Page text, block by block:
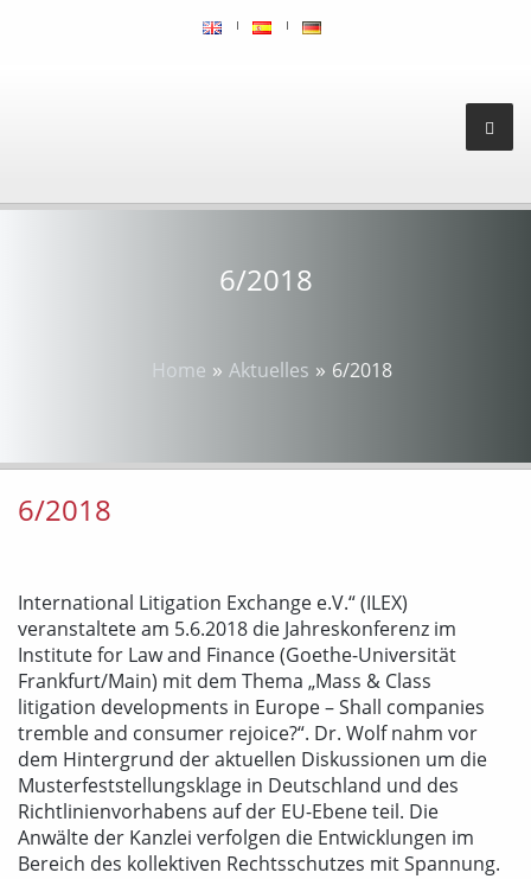
6/2018
Home » Aktuelles » 6/2018
6/2018
International Litigation Exchange e.V.“ (ILEX)
veranstaltete am 5.6.2018 die Jahreskonferenz im
Institute for Law and Finance (Goethe-Universität
Frankfurt/Main) mit dem Thema „Mass & Class
litigation developments in Europe – Shall companies
tremble and consumer rejoice?“. Dr. Wolf nahm vor
dem Hintergrund der aktuellen Diskussionen um die
Musterfeststellungsklage in Deutschland und des
Richtlinienvorhabens auf der EU-Ebene teil. Die
Anwälte der Kanzlei verfolgen die Entwicklungen im
Bereich des kollektiven Rechtsschutzes mit Spannung.